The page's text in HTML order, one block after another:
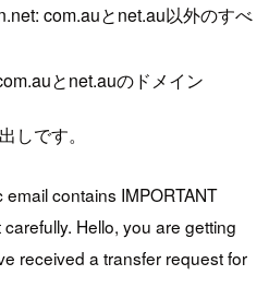
com.auとnet.au以外のすべ
とnet.auのドメイン
しです。
contains IMPORTANT
Hello, you are getting
received a transfer request for